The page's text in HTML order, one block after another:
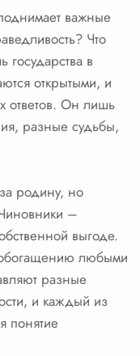
важные
Что
государства в
открытыми, и
ответов. Он лишь
разные судьбы,
родину, но
–
выгоде.
любыми
разные
и каждый из
понятие